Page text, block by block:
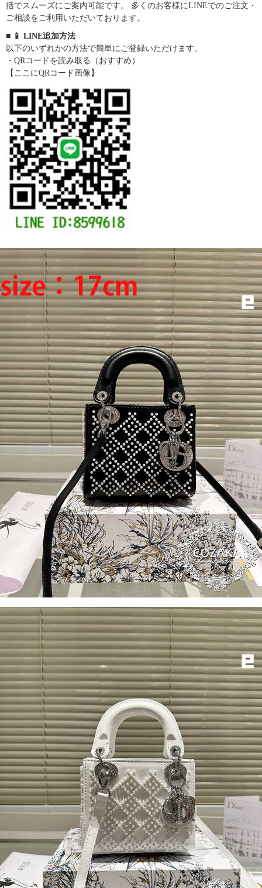
括でスムーズにご案内可能です。 多くのお客様にLINEでのご注文・
ご相談をご利用いただいております。
■ 📱 LINE追加方法
以下のいずれかの方法で簡単にご登録いただけます。
・QRコードを読み取る（おすすめ）
【ここにQRコード画像】